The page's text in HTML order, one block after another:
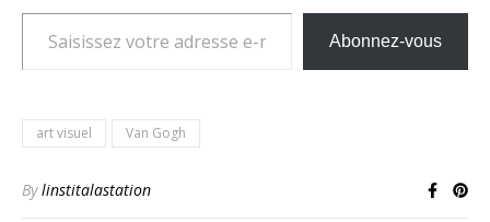
Saisissez votre adresse e-mail…
Abonnez-vous
art visuel Van Gogh
Bylinstitalastation